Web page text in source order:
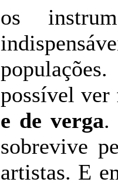
os
possível
e de verga.
sobrevive
artistas. E